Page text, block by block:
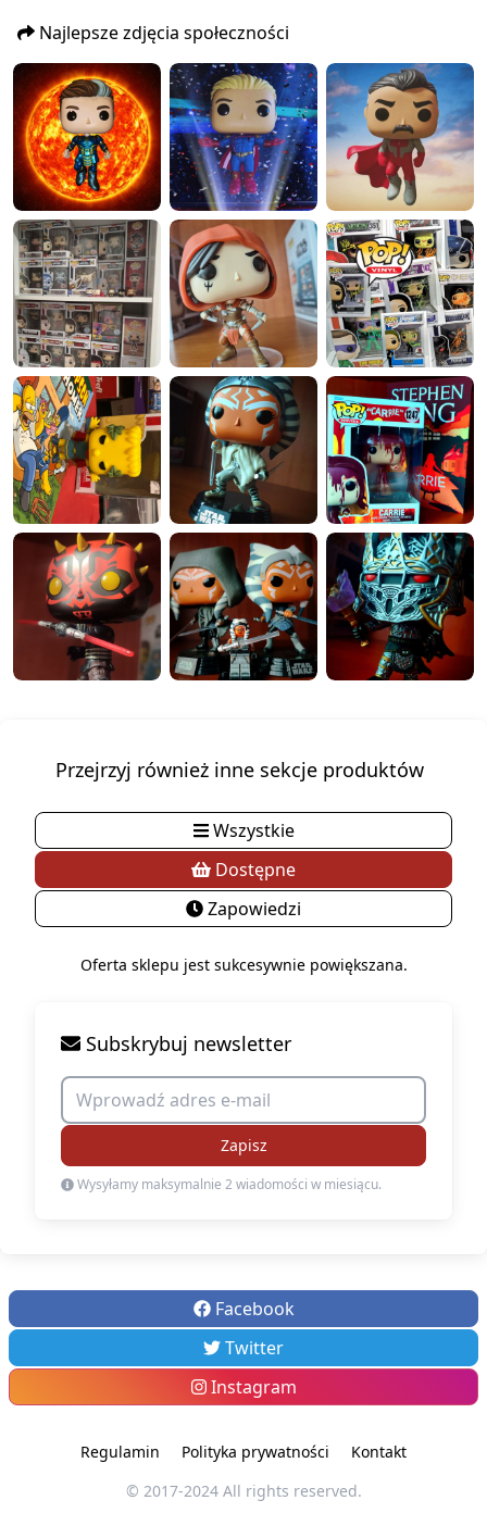
Najlepsze zdjęcia społeczności
Przejrzyj również inne sekcje produktów
Wszystkie
Dostępne
Zapowiedzi
Oferta sklepu jest sukcesywnie powiększana.
Subskrybuj newsletter
Zapisz
Wysyłamy maksymalnie 2 wiadomości w miesiącu.
Facebook
Twitter
Instagram
Regulamin Polityka prywatności
Kontakt
© 2017-2024 All rights reserved.